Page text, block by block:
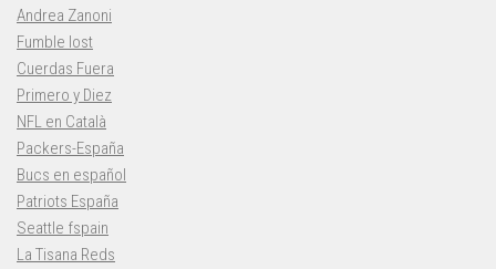
Andrea Zanoni
Fumble lost
Cuerdas Fuera
Primero y Diez
NFL en Català
Packers-España
Bucs en español
Patriots España
Seattle fspain
La Tisana Reds